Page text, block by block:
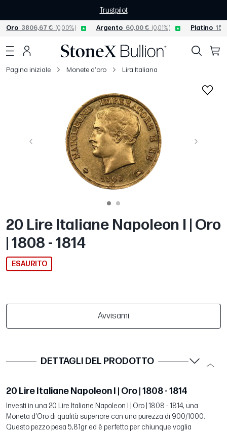
Trustpilot
Oro 3806,67 € (0,00%) Argento 60,00 € (0,01%) Platino
Pagina iniziale Monete d'oro Lira Italiana
Precedente Avanti
20 Lire Italiane Napoleon I | Oro
| 1808 - 1814
ESAURITO
Avvisami
DETTAGLI DEL PRODOTTO
20 Lire Italiane Napoleon I | Oro | 1808 - 1814
Investi in una 20 Lire Italiane Napoleon I | Oro | 1808 - 1814, una
Moneta d'Oro di qualità superiore con una purezza di 900/1000.
Questo pezzo pesa 5,81gr ed è perfetto per chiunque voglia